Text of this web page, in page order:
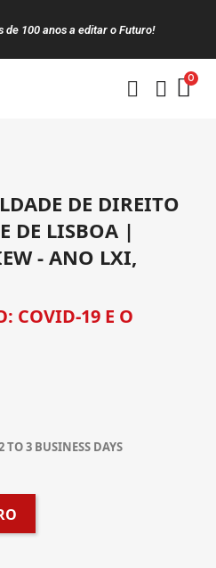
de 100 anos a editar o Futuro!
DE DIREITO
DE LISBOA |
- ANO LXI,
COVID-19 E O
TO 3 BUSINESS DAYS